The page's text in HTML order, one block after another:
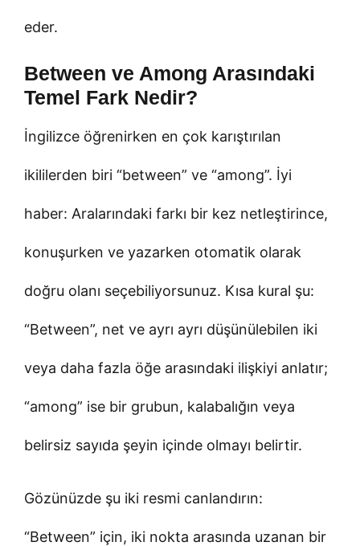
eder.
Between ve Among Arasındaki
Temel Fark Nedir?
İngilizce öğrenirken en çok karıştırılan
ikililerden biri “between” ve “among”. İyi
haber: Aralarındaki farkı bir kez netleştirince,
konuşurken ve yazarken otomatik olarak
doğru olanı seçebiliyorsunuz. Kısa kural şu:
“Between”, net ve ayrı ayrı düşünülebilen iki
veya daha fazla öğe arasındaki ilişkiyi anlatır;
“among” ise bir grubun, kalabalığın veya
belirsiz sayıda şeyin içinde olmayı belirtir.
Gözünüzde şu iki resmi canlandırın:
“Between” için, iki nokta arasında uzanan bir